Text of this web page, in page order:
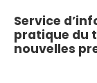
Service
pratique du
nouvelles